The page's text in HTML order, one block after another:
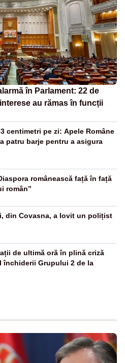
în Parlament: 22 de
au rămas în funcții
centimetri pe zi: Apele Române
patru barje pentru a asigura
românească față în față
român”
din Covasna, a lovit un polițist
de ultimă oră în plină criză
închiderii Grupului 2 de la